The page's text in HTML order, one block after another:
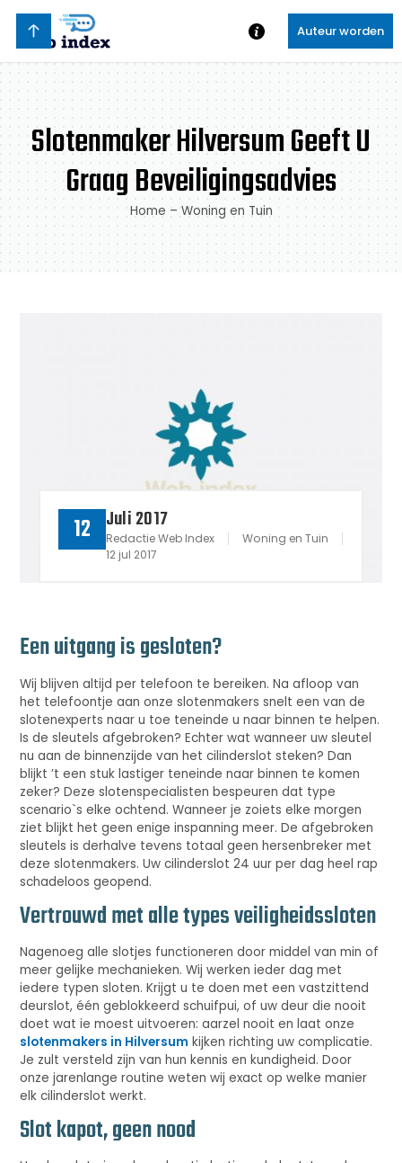
Auteur worden
Slotenmaker Hilversum Geeft U
Graag Beveiligingsadvies
Home – Woning en Tuin
12 Juli 2017
Redactie Web Index
Woning en Tuin
12 jul 2017
Een uitgang is gesloten?
Wij blijven altijd per telefoon te bereiken. Na afloop van
het telefoontje aan onze slotenmakers snelt een van de
slotenexperts naar u toe teneinde u naar binnen te helpen.
Is de sleutels afgebroken? Echter wat wanneer uw sleutel
nu aan de binnenzijde van het cilinderslot steken? Dan
blijkt ’t een stuk lastiger teneinde naar binnen te komen
zeker? Deze slotenspecialisten bespeuren dat type
scenario`s elke ochtend. Wanneer je zoiets elke morgen
ziet blijkt het geen enige inspanning meer. De afgebroken
sleutels is derhalve tevens totaal geen hersenbreker met
deze slotenmakers. Uw cilinderslot 24 uur per dag heel rap
schadeloos geopend.
Vertrouwd met alle types veiligheidssloten
Nagenoeg alle slotjes functioneren door middel van min of
meer gelijke mechanieken. Wij werken ieder dag met
iedere typen sloten. Krijgt u te doen met een vastzittend
deurslot, één geblokkeerd schuifpui, of uw deur die nooit
doet wat ie moest uitvoeren: aarzel nooit en laat onze
slotenmakers in Hilversum kijken richting uw complicatie.
Je zult versteld zijn van hun kennis en kundigheid. Door
onze jarenlange routine weten wij exact op welke manier
elk cilinderslot werkt.
Slot kapot, geen nood